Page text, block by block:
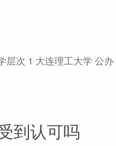
层次 1 大连理工大学 公
到认可吗